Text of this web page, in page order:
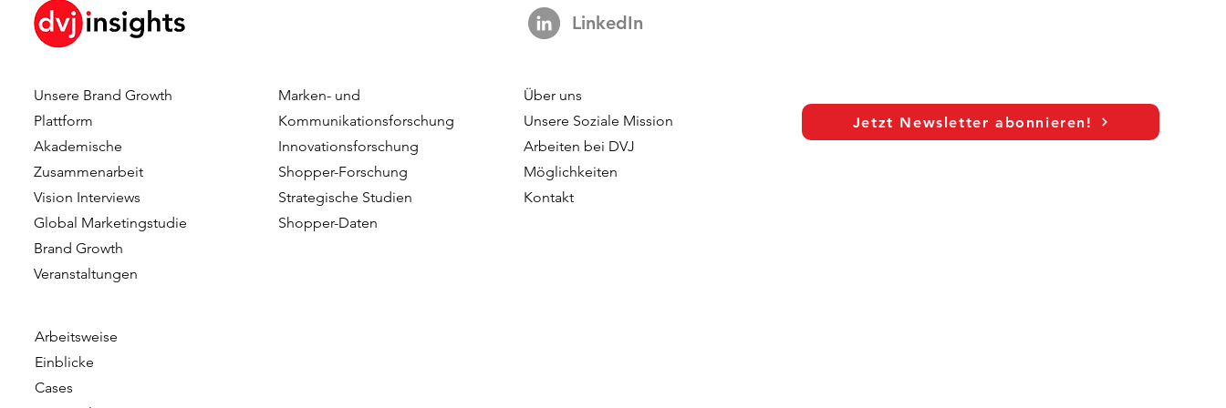
Chris Kersbergen & Esther
Vernhout – Rabobank
Hanna Riberdahl - Brand
Marketing Sweden
Pernella Geluk - Geluk
Marketing
Unsere Brand Growth
Plattform
Akademische
Zusammenarbeit
Vision Interviews
Global Marketingstudie
Brand Growth
Veranstaltungen​​
Arbeitsweise
Einblicke
Cases
Marken- und
Kommunikationsforschung
Innovationsforschung
Shopper-Forschung
Strategische Studien
Shopper-Daten
LinkedIn
Über uns
Unsere Soziale Mission
Arbeiten bei DVJ
Möglichkeiten
Kontakt
Jetzt Newsletter abonnieren!